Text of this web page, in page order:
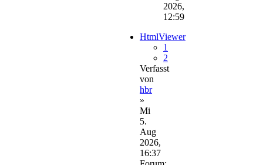
2026,
12:59
HtmlViewer
1
2
Verfasst
von
hbr
»
Mi
5.
Aug
2026,
16:37